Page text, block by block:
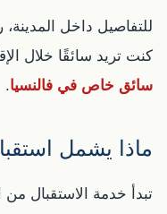
للتفاصيل داخل المدينة،
كنت تريد سائقًا خلال
سائق خاص في فالنسيا.
ماذا يشمل
تبدأ خدمة الاستقبال